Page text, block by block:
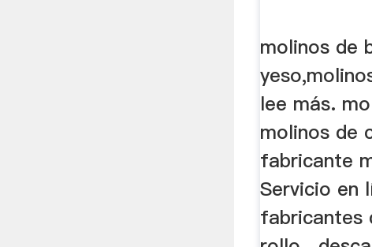
molinos de
lee más.
molinos de
fabricante
Servicio en
fabricantes